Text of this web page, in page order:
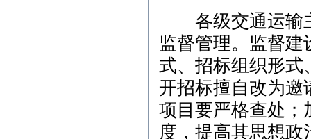
各级交通运输主
监督管理。监督
式、招标组织形式
开招标擅自改为邀
项目要严格查处；
度，提高其思想政